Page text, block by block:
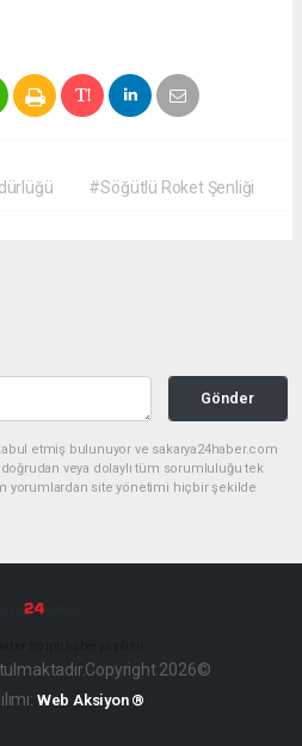
#Söğütlü Roket Şenliği
Gönder
etmiş bulunuyor ve sakarya24haber.com
veya dolaylı tüm sorumluluğu tek
yorumlardan site yönetimi hiçbir şekilde
2026©
Web Aksiyon ®